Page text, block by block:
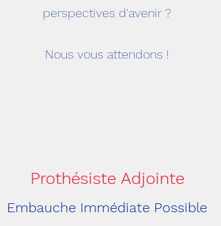
perspectives d'avenir ?
Nous vous attendons !
Prothésiste Adjointe
Embauche Immédiate Possible